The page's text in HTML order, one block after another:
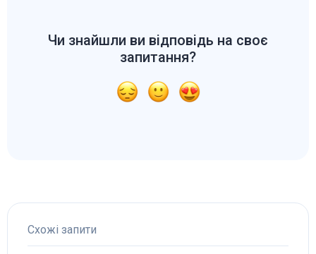
Чи знайшли ви відповідь на своє
запитання?
Схожі запити